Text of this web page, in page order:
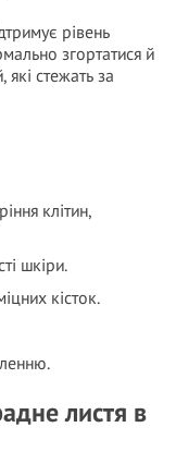
рівень
згортатися й
які стежать за
клітин,
шкіри.
кісток.
листя в